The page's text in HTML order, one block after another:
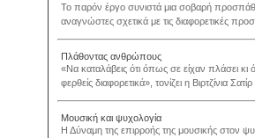
Το παρόν έργο συνιστά μια σοβαρή
αναγνώστες σχετικά με τις διαφορετικές
Πλάθοντας ανθρώπους
«Να καταλάβεις ότι όπως σε είχαν πλάσει
φερθείς διαφορετικά», τονίζει η Βιρτζίνια
Μουσική και ψυχολογία
Η Δύναμη της επιρροής της μουσικής στον